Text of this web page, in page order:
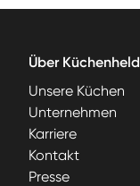
Über Küchenheld
Unsere Küchen
Unternehmen
Karriere
Kontakt
Presse